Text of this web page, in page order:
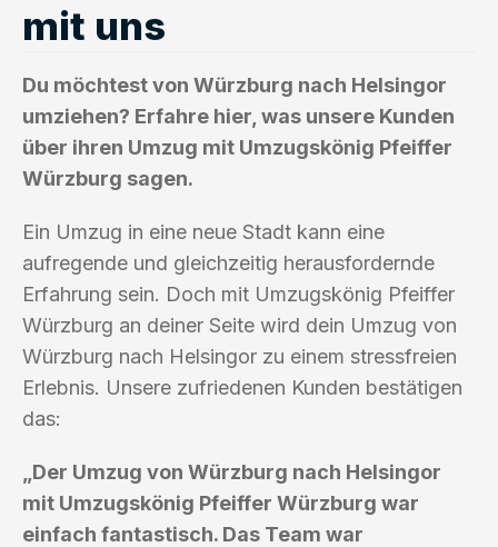
mit uns
Du möchtest von Würzburg nach Helsingor
umziehen? Erfahre hier, was unsere Kunden
über ihren Umzug mit Umzugskönig Pfeiffer
Würzburg sagen.
Ein Umzug in eine neue Stadt kann eine
aufregende und gleichzeitig herausfordernde
Erfahrung sein. Doch mit Umzugskönig Pfeiffer
Würzburg an deiner Seite wird dein Umzug von
Würzburg nach Helsingor zu einem stressfreien
Erlebnis. Unsere zufriedenen Kunden bestätigen
das:
„Der Umzug von Würzburg nach Helsingor
mit Umzugskönig Pfeiffer Würzburg war
einfach fantastisch. Das Team war